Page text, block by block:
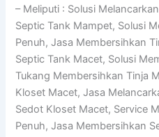
– Meliputi : Solusi
Septic Tank Mampet, Solusi
Penuh, Jasa Membersihkan
Septic Tank Macet, Solusi
Tukang Membersihkan Tinja
Kloset Macet, Jasa
Sedot Kloset Macet, Service
Penuh, Jasa Membersihkan